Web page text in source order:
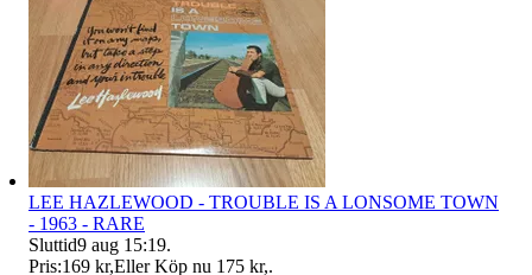
LEE HAZLEWOOD - TROUBLE IS A LONSOME TOWN
- 1963 - RARE
Sluttid9 aug 15:19.
Pris:169 kr,Eller Köp nu 175 kr,.